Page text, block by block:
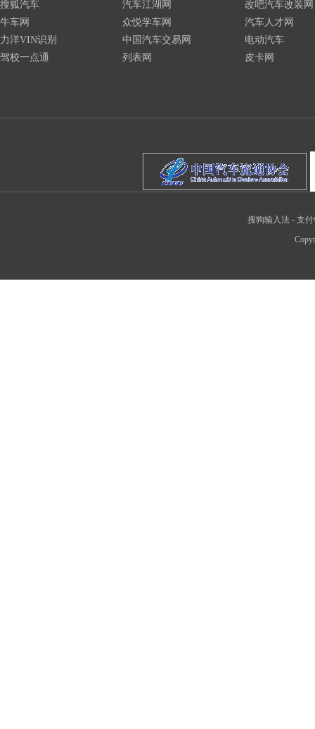
搜狐汽车
牛车网
力洋VIN识别
驾校一点通
汽车江湖网
众悦学车网
中国汽车交易网
列表网
改吧汽车改装网
汽车人才网
电动汽车
皮卡网
搜狗输入法- 支